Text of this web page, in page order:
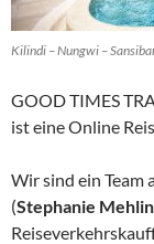
Kilindi – Nungwi –
GOOD TIMES
ist eine Online
Wir sind ein Team
(Stephanie